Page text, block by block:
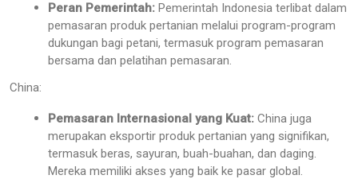
Peran Pemerintah: Pemerintah Indonesia terlibat dalam
pemasaran produk pertanian melalui program-program
dukungan bagi petani, termasuk program pemasaran
bersama dan pelatihan pemasaran.
China:
Pemasaran Internasional yang Kuat: China juga
merupakan eksportir produk pertanian yang signifikan,
termasuk beras, sayuran, buah-buahan, dan daging.
Mereka memiliki akses yang baik ke pasar global.